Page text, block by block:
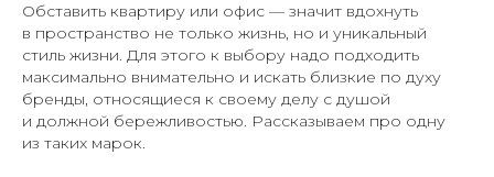
Обставить квартиру или офис — значит вдохнуть
в пространство не только жизнь, но и уникальный
стиль жизни. Для этого к выбору надо подходить
максимально внимательно и искать близкие по духу
бренды, относящиеся к своему делу с душой
и должной бережливостью. Рассказываем про одну
из таких марок.